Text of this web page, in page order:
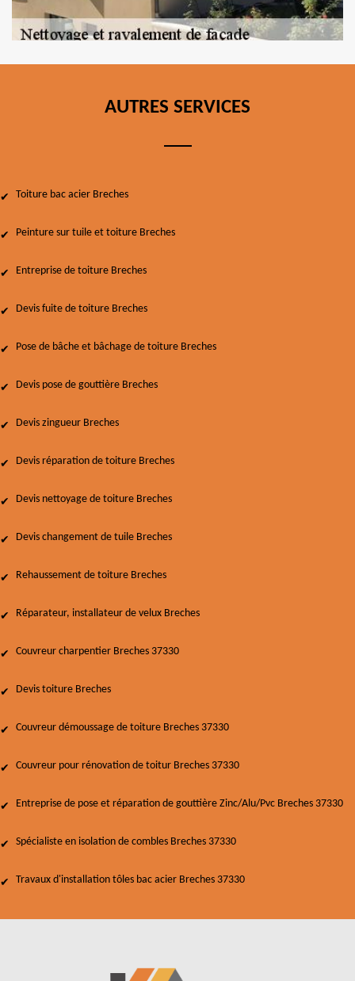
AUTRES SERVICES
Toiture bac acier Breches
Peinture sur tuile et toiture Breches
Entreprise de toiture Breches
Devis fuite de toiture Breches
Pose de bâche et bâchage de toiture Breches
Devis pose de gouttière Breches
Devis zingueur Breches
Devis réparation de toiture Breches
Devis nettoyage de toiture Breches
Devis changement de tuile Breches
Rehaussement de toiture Breches
Réparateur, installateur de velux Breches
Couvreur charpentier Breches 37330
Devis toiture Breches
Couvreur démoussage de toiture Breches 37330
Couvreur pour rénovation de toitur Breches 37330
Entreprise de pose et réparation de gouttière Zinc/Alu/Pvc Breches 37330
Spécialiste en isolation de combles Breches 37330
Travaux d'installation tôles bac acier Breches 37330